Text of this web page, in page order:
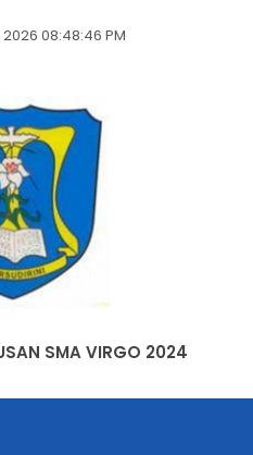
08:48:49 PM
SMA VIRGO 2024